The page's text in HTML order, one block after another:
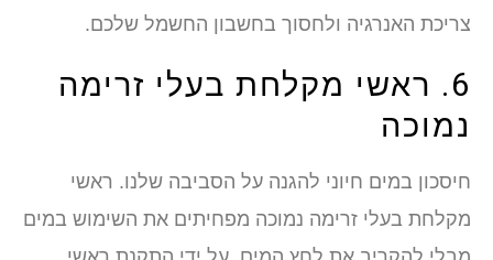
צריכת האנרגיה ולחסוך בחשבון החשמל שלכם.
6. ראשי מקלחת בעלי זרימה
נמוכה
חיסכון במים חיוני להגנה על הסביבה שלנו. ראשי
מקלחת בעלי זרימה נמוכה מפחיתים את השימוש במים